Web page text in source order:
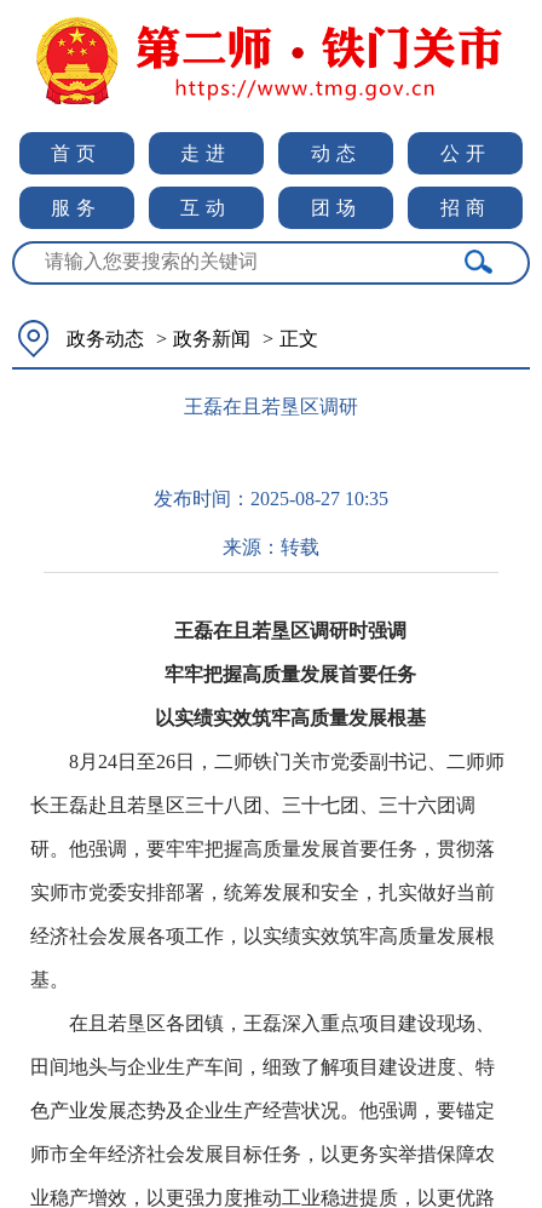
首页 走进 动态 公开
服务 互动 团场 招商
政务动态 > 政务新闻 > 正文
王磊在且若垦区调研
发布时间： 2025-08-27 10:35
来源： 转载
王磊在且若垦区调研时强调
牢牢把握高质量发展首要任务
以实绩实效筑牢高质量发展根基
8月24日至26日，二师铁门关市党委副书记、二师师
长王磊赴且若垦区三十八团、三十七团、三十六团调
研。他强调，要牢牢把握高质量发展首要任务，贯彻落
实师市党委安排部署，统筹发展和安全，扎实做好当前
经济社会发展各项工作，以实绩实效筑牢高质量发展根
基。
在且若垦区各团镇，王磊深入重点项目建设现场、
田间地头与企业生产车间，细致了解项目建设进度、特
色产业发展态势及企业生产经营状况。他强调，要锚定
师市全年经济社会发展目标任务，以更务实举措保障农
业稳产增效，以更强力度推动工业稳进提质，以更优路